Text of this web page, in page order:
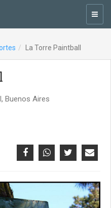
La Torre Paintball
Buenos Aires